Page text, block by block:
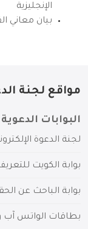
الإنجليزية
بيان معاني
مواقع لجنة
البوابات الدعوية
لجنة الدعوة
بوابة الكويت
بوابة الباحث عن
بطاقات الواتس آب